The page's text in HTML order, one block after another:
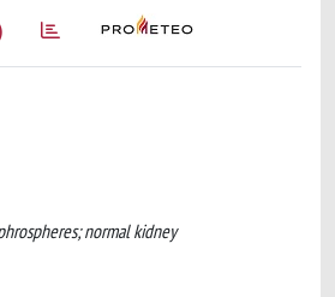
normal kidney